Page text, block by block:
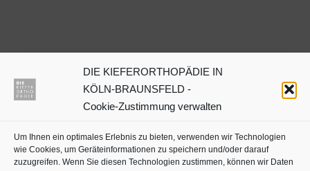
DIE KIEFERORTHOPÄDIE IN
KÖLN-BRAUNSFELD -
Cookie-Zustimmung verwalten
Um Ihnen ein optimales Erlebnis zu bieten, verwenden wir Technologien
wie Cookies, um Geräteinformationen zu speichern und/oder darauf
zuzugreifen. Wenn Sie diesen Technologien zustimmen, können wir Daten
Dr. Julia Neuschulz
Kieferorthopäden oder
in Köln aufjameda